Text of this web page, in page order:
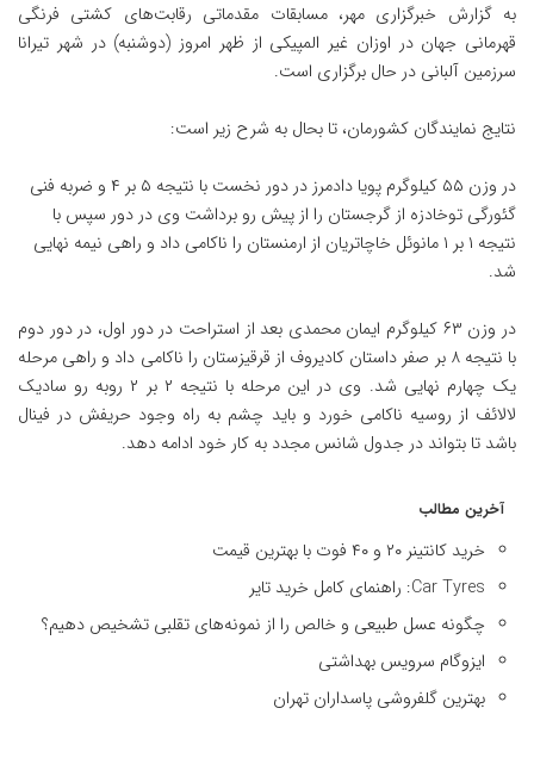
به گزارش خبرگزاری مهر، مسابقات مقدماتی رقابت‌های کشتی فرنگی
قهرمانی جهان در اوزان غیر المپیکی از ظهر امروز (دوشنبه) در شهر تیرانا
سرزمین آلبانی در حال برگزاری است.
نتایج نمایندگان کشورمان، تا بحال به شرح زیر است:
در وزن ۵۵ کیلوگرم پویا دادمرز در دور نخست با نتیجه ۵ بر ۴ و ضربه فنی
گئورگی توخادزه از گرجستان را از پیش رو برداشت وی در دور سپس با
نتیجه ۱ بر ۱ مانوئل خاچاتریان از ارمنستان را ناکامی داد و راهی نیمه نهایی
شد.
در وزن ۶۳ کیلوگرم ایمان محمدی بعد از استراحت در دور اول، در دور دوم
با نتیجه ۸ بر صفر داستان کادیروف از قرقیزستان را ناکامی داد و راهی مرحله
یک چهارم نهایی شد. وی در این مرحله با نتیجه ۲ بر ۲ روبه رو سادیک
لالائف از روسیه ناکامی خورد و باید چشم به راه وجود حریفش در فینال
باشد تا بتواند در جدول شانس مجدد به کار خود ادامه دهد.
آخرین مطالب
خرید کانتینر ۲۰ و ۴۰ فوت با بهترین قیمت
Car Tyres: راهنمای کامل خرید تایر
چگونه عسل طبیعی و خالص را از نمونه‌های تقلبی تشخیص دهیم؟
ایزوگام سرویس بهداشتی
بهترین گلفروشی پاسداران تهران